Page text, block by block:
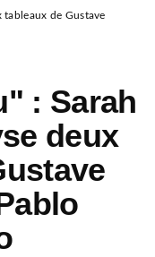
de Gustave
: Sarah
deux